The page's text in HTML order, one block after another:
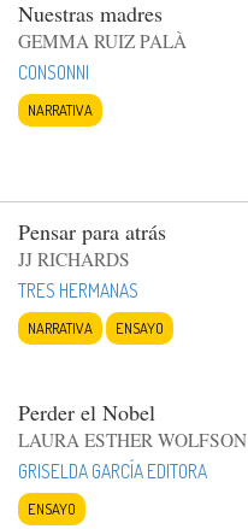
Nuestras madres
GEMMA RUIZ PALÀ
CONSONNI
NARRATIVA
Pensar para atrás
JJ RICHARDS
TRES HERMANAS
NARRATIVA ENSAYO
Perder el Nobel
LAURA ESTHER WOLFSON
GRISELDA GARCÍA EDITORA
ENSAYO